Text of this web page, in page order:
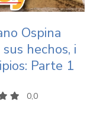
Ospina
hechos, i
Parte 1
0,0